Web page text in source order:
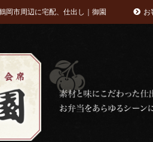
岡市周辺に宅配、仕出し｜御園 お